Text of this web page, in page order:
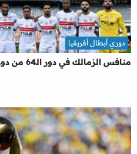
منافس الزمالك في دور الـ64 من دوري أبطال إفريقيا
دوري أبطال أفريقيا